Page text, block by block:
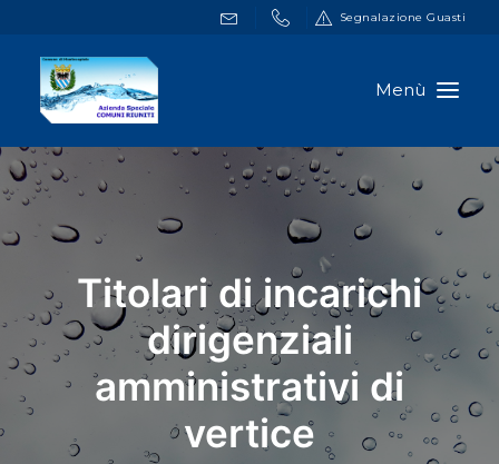
Segnalazione Guasti
HOME
DOCUMENTI
NOTIZIE
A.S.C.R.
CONTATTI
RICERCA
Titolari di incarichi
dirigenziali
amministrativi di
vertice